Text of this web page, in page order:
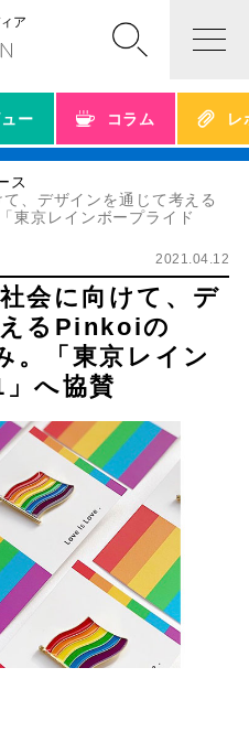
ア
ー コラム レ
ス
、デザインを通じて考える
東京レインボープライド
2021.04.12
会に向けて、デ
るPinkoiの
。「東京レイン
へ協賛